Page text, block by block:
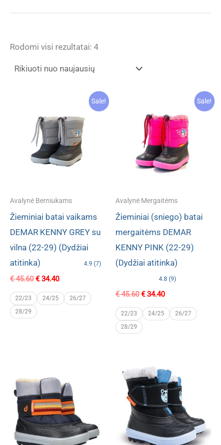
Rodomi visi rezultatai: 4
Sale!
Avalynė Berniukams
Žieminiai batai vaikams
DEMAR KENNY GREY su
vilna (22-29) (Dydžiai
atitinka)
4.9 (7)
€45.60 Original
was:
€ 45.60.
€34.40Current
is:
€ 34.40.
22/23 24/25
26/27
28/29
Sale!
Avalynė Mergaitėms
Žieminiai (sniego) batai
mergaitėms DEMAR
KENNY PINK (22-29)
(Dydžiai atitinka)
4.8 (9)
€45.60 Original
was:
€ 45.60.
€34.40Current
is:
€ 34.40.
22/23 24/25
26/27
28/29